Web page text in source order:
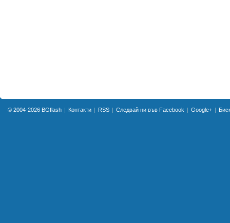
© 2004-2026 BGflash Контакти RSS Следвай ни във Facebook Google+